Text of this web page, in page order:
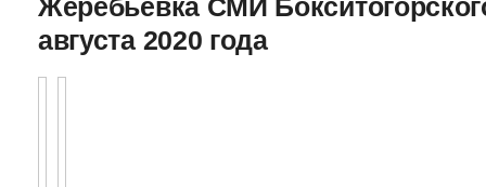
Жеребьевка СМИ
августа 2020 года